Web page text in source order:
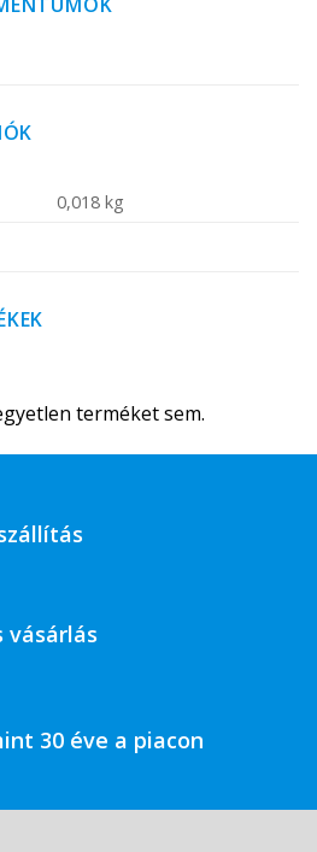
0,018 kg
terméket sem.
vásárlás
30 éve a piacon